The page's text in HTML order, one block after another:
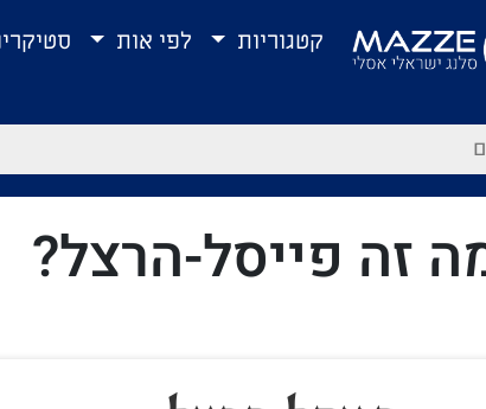
קטגוריות לפי אות
זה פייסל-הרצל?